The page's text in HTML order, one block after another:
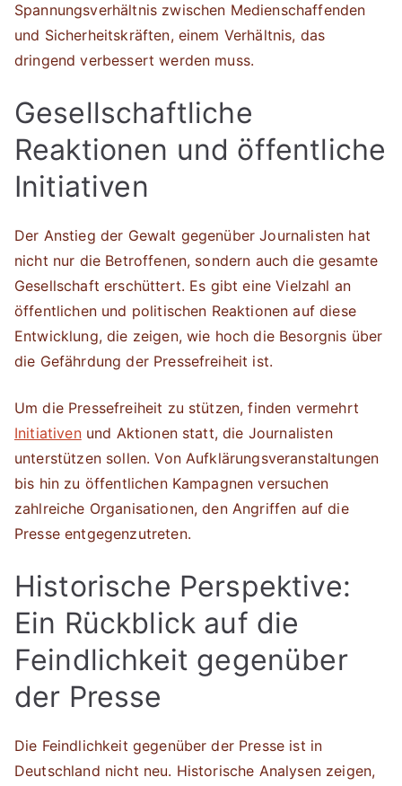
Spannungsverhältnis zwischen Medienschaffenden
und Sicherheitskräften, einem Verhältnis, das
dringend verbessert werden muss.
Gesellschaftliche
Reaktionen und öffentliche
Initiativen
Der Anstieg der Gewalt gegenüber Journalisten hat
nicht nur die Betroffenen, sondern auch die gesamte
Gesellschaft erschüttert. Es gibt eine Vielzahl an
öffentlichen und politischen Reaktionen auf diese
Entwicklung, die zeigen, wie hoch die Besorgnis über
die Gefährdung der Pressefreiheit ist.
Um die Pressefreiheit zu stützen, finden vermehrt
Initiativenund Aktionen statt, die Journalisten
unterstützen sollen. Von Aufklärungsveranstaltungen
bis hin zu öffentlichen Kampagnen versuchen
zahlreiche Organisationen, den Angriffen auf die
Presse entgegenzutreten.
Historische Perspektive:
Ein Rückblick auf die
Feindlichkeit gegenüber
der Presse
Die Feindlichkeit gegenüber der Presse ist in
Deutschland nicht neu. Historische Analysen zeigen,